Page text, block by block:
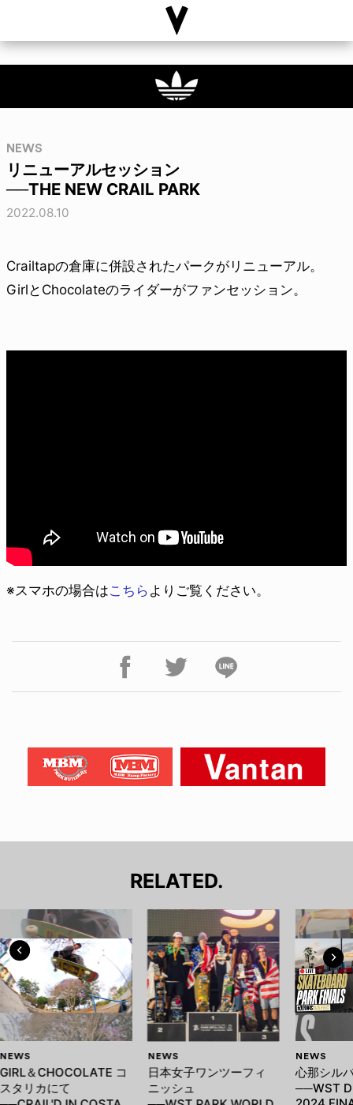
NEWS
リニューアルセッション
──THE NEW CRAIL PARK
2022.08.10
Crailtapの倉庫に併設されたパークがリニューアル。
GirlとChocolateのライダーがファンセッション。
※スマホの場合はこちら よりご覧ください。
RELATED.
NEWS
GIRL＆CHOCOLATE コ
スタリカにて
NEWS
日本女子ワンツーフィ
ニッシュ
NEWS
心那シル
──WST